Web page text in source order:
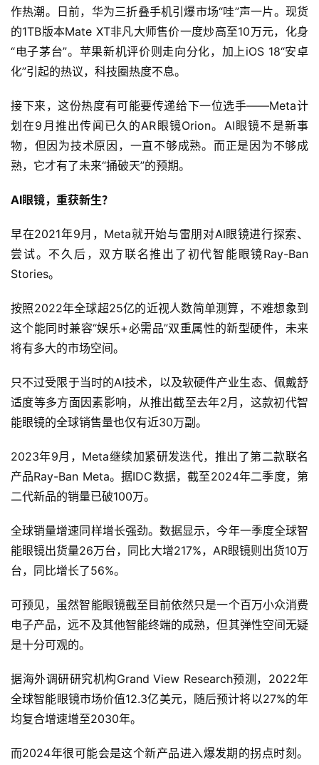
作热潮。日前，华为三折叠手机引爆市场“哇”声一片。现货
的1TB版本Mate XT非凡大师售价一度炒高至10万元，化身
“电子茅台”。苹果新机评价则走向分化，加上iOS 18“安卓
化”引起的热议，科技圈热度不息。
接下来，这份热度有可能要传递给下一位选手——Meta计
划在9月推出传闻已久的AR眼镜Orion。AI眼镜不是新事
物，但因为技术原因，一直不够成熟。而正是因为不够成
熟，它才有了未来“捅破天”的预期。
AI眼镜，重获新生？
早在2021年9月，Meta就开始与雷朋对AI眼镜进行探索、
尝试。不久后，双方联名推出了初代智能眼镜Ray-Ban
Stories。
按照2022年全球超25亿的近视人数简单测算，不难想象到
这个能同时兼容“娱乐+必需品”双重属性的新型硬件，未来
将有多大的市场空间。
只不过受限于当时的AI技术，以及软硬件产业生态、佩戴舒
适度等多方面因素影响，从推出截至去年2月，这款初代智
能眼镜的全球销售量也仅有近30万副。
2023年9月，Meta继续加紧研发迭代，推出了第二款联名
产品Ray-Ban Meta。据IDC数据，截至2024年二季度，第
二代新品的销量已破100万。
全球销量增速同样增长强劲。数据显示，今年一季度全球智
能眼镜出货量26万台，同比大增217%，AR眼镜则出货10万
台，同比增长了56%。
可预见，虽然智能眼镜截至目前依然只是一个百万小众消费
电子产品，远不及其他智能终端的成熟，但其弹性空间无疑
是十分可观的。
据海外调研研究机构Grand View Research预测，2022年
全球智能眼镜市场价值12.3亿美元，随后预计将以27%的年
均复合增速增至2030年。
而2024年很可能会是这个新产品进入爆发期的拐点时刻。